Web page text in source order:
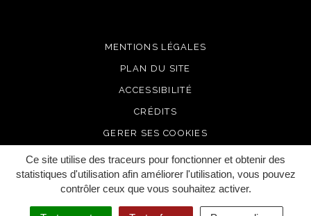
Ce site utilise des traceurs pour fonctionner et obtenir des
statistiques d'utilisation afin améliorer l'utilisation, vous pouvez
contrôler ceux que vous souhaitez activer.
MENTIONS LÉGALES
PLAN DU SITE
ACCESSIBILITÉ
CRÉDITS
GERER SES COOKIES